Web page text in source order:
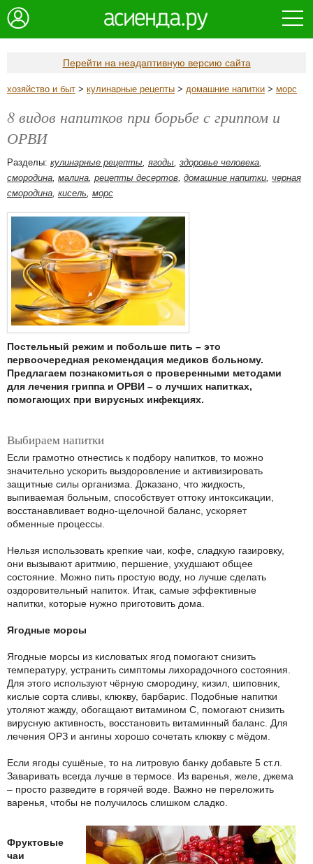
Перейти на неадаптивную версию сайта
хозяйство и быт > кулинарные рецепты > домашние напитки > морс
8 видов напитков при борьбе с гриппом и
ОРВИ
Разделы: кулинарные рецепты, ягоды, здоровье человека,
смородина, малина, рецепты десертов, домашние напитки, черная
смородина, кисель, морс
Постельный режим и побольше пить – это
первоочередная рекомендация медиков больному.
Предлагаем познакомиться с проверенными методами
для лечения гриппа и ОРВИ – о лучших напитках,
помогающих при вирусных инфекциях.
Выбираем напитки
Если грамотно отнестись к подбору напитков, то можно
значительно ускорить выздоровление и активизировать
защитные силы организма. Доказано, что жидкость,
выпиваемая больным, способствует оттоку интоксикации,
восстанавливает водно-щелочной баланс, ускоряет
обменные процессы.
Нельзя использовать крепкие чаи, кофе, сладкую газировку,
они вызывают аритмию, першение, ухудшают общее
состояние. Можно пить простую воду, но лучше сделать
оздоровительный напиток. Итак, самые эффективные
напитки, которые нужно приготовить дома.
Ягодные морсы
Ягодные морсы из кисловатых ягод помогают снизить
температуру, устранить симптомы лихорадочного состояния.
Для этого используют чёрную смородину, кизил, шиповник,
кислые сорта сливы, клюкву, барбарис. Подобные напитки
утоляют жажду, обогащают витамином С, помогают снизить
вирусную активность, восстановить витаминный баланс. Для
лечения ОРЗ и ангины хорошо сочетать клюкву с мёдом.
Если ягоды сушёные, то на литровую банку добавьте 5 ст.л.
Заваривать всегда лучше в термосе. Из варенья, желе, джема
– просто разведите в горячей воде. Важно не переложить
варенья, чтобы не получилось слишком сладко.
Фруктовые
чаи